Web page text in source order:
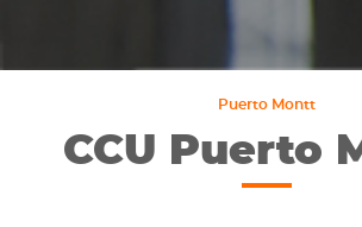
Puerto Montt
CCU Puerto